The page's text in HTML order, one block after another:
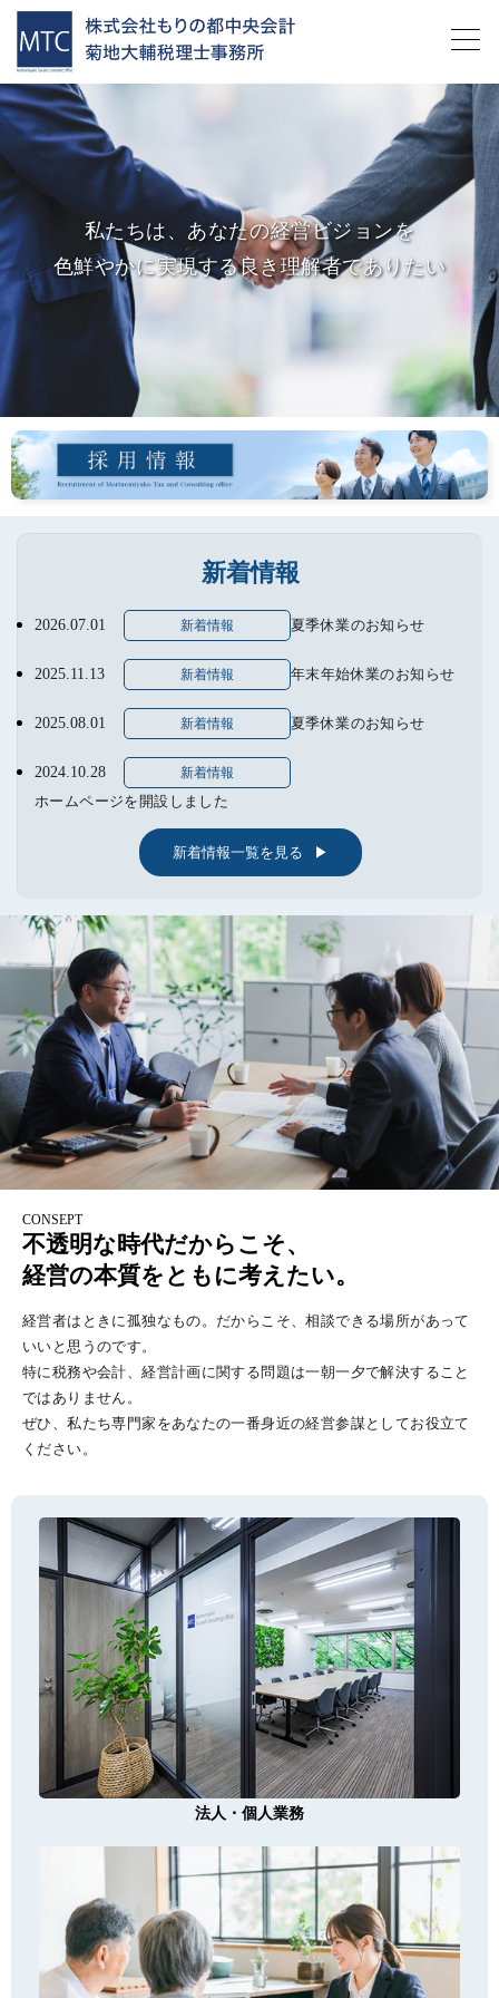
私たちは、あなたの経営ビジョンを
色鮮やかに実現する良き理解者でありたい
新着情報
2026.07.01 新着情報 夏季休業のお知らせ
2025.11.13 新着情報 年末年始休業のお知らせ
2025.08.01 新着情報 夏季休業のお知らせ
2024.10.28 新着情報
ホームページを開設しました
新着情報一覧を見る
CONSEPT
不透明な時代だからこそ、
経営の本質をともに考えたい。
経営者はときに孤独なもの。だからこそ、相談できる場所があって
いいと思うのです。
特に税務や会計、経営計画に関する問題は一朝一夕で解決すること
ではありません。
ぜひ、私たち専門家をあなたの一番身近の経営参謀としてお役立て
ください。
法人・個人業務